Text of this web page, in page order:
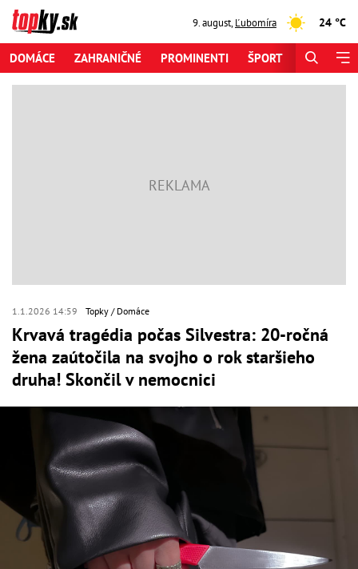
9. august,Ľubomíra 24 °C
DOMÁCE ZAHRANIČNÉ PROMINENTI ŠPORT
1.1.2026 14:59 Topky Domáce
Krvavá tragédia počas Silvestra: 20-ročná
žena zaútočila na svojho o rok staršieho
druha! Skončil v nemocnici